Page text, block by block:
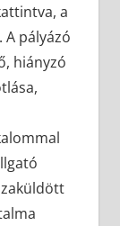
a
A pályázó
hiányzó